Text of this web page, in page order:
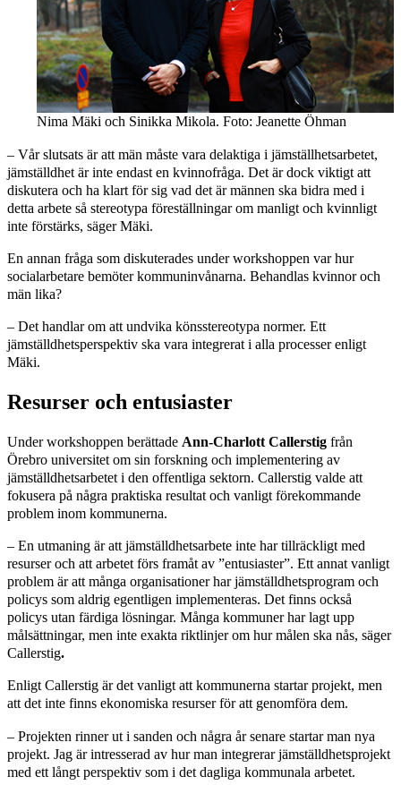
Nima Mäki och Sinikka Mikola. Foto: Jeanette Öhman
– Vår slutsats är att män måste vara delaktiga i jämställhetsarbetet,
jämställdhet är inte endast en kvinnofråga. Det är dock viktigt att
diskutera och ha klart för sig vad det är männen ska bidra med i
detta arbete så stereotypa föreställningar om manligt och kvinnligt
inte förstärks, säger Mäki.
En annan fråga som diskuterades under workshoppen var hur
socialarbetare bemöter kommuninvånarna. Behandlas kvinnor och
män lika?
– Det handlar om att undvika könsstereotypa normer. Ett
jämställdhetsperspektiv ska vara integrerat i alla processer enligt
Mäki.
Resurser och entusiaster
Under workshoppen berättade Ann-Charlott Callerstig från
Örebro universitet om sin forskning och implementering av
jämställdhetsarbetet i den offentliga sektorn. Callerstig valde att
fokusera på några praktiska resultat och vanligt förekommande
problem inom kommunerna.
– En utmaning är att jämställdhetsarbete inte har tillräckligt med
resurser och att arbetet förs framåt av ”entusiaster”. Ett annat vanligt
problem är att många organisationer har jämställdhetsprogram och
policys som aldrig egentligen implementeras. Det finns också
policys utan färdiga lösningar. Många kommuner har lagt upp
målsättningar, men inte exakta riktlinjer om hur målen ska nås, säger
Callerstig.
Enligt Callerstig är det vanligt att kommunerna startar projekt, men
att det inte finns ekonomiska resurser för att genomföra dem.
– Projekten rinner ut i sanden och några år senare startar man nya
projekt. Jag är intresserad av hur man integrerar jämställdhetsprojekt
med ett långt perspektiv som i det dagliga kommunala arbetet.